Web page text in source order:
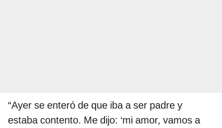
“Ayer se enteró de que iba a ser padre y
estaba contento. Me dijo: ‘mi amor, vamos a